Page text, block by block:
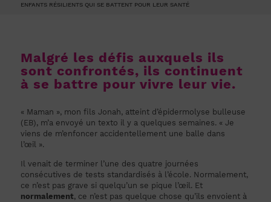
ENFANTS RÉSILIENTS QUI SE BATTENT POUR LEUR SANTÉ
Malgré les défis auxquels ils
sont confrontés, ils continuent
à se battre pour vivre leur vie.
« Maman », mon fils Jonah, atteint d’épidermolyse bulleuse
(EB), m’a envoyé un texto il y a quelques semaines. « Je
viens de m’enfoncer accidentellement une balle dans
l’œil ».
Il venait de terminer l’une des quatre journées
consécutives de tests standardisés à l’école. Normalement,
ce n’est pas grave si quelqu’un se pique l’œil. Et
normalement, ce n’est pas quelque chose qu’ils envoient à